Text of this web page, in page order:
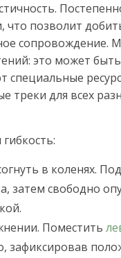
позволит
сопровождение.
это может
специальные
треки для всех
в коленях.
затем свободно
Поместить
зафиксировав